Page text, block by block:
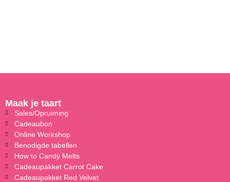
Maak je taart
Sales/Opruiming
Cadeaubon
Online Workshop
Benodigde tabellen
How to Candy Melts
Cadeaupakket Carrot Cake
Cadeaupakket Red Velvet